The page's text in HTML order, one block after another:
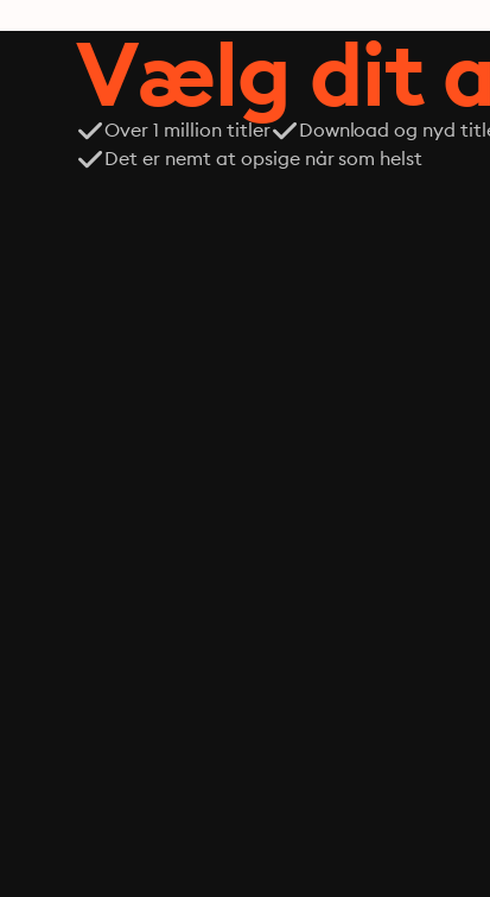
Vælg dit
Over 1 million titler Download og nyd
Det er nemt at opsige når som helst